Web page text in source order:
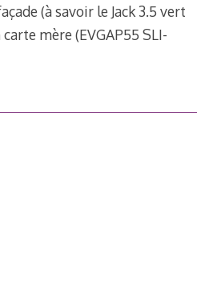
(à savoir le Jack 3.5 vert
mère (EVGAP55 SLI-